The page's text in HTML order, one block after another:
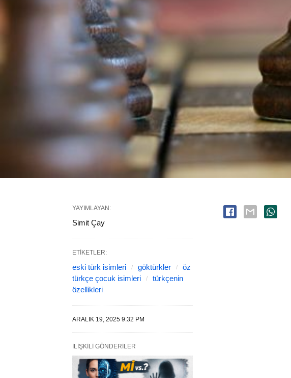
YAYIMLAYAN:
Simit Çay
ETIKETLER:
eski türk isimleri göktürkler
öz
türkçe çocuk isimleri
türkçenin
özellikleri
ARALIK 19, 2025 9:32 PM
İLIŞKILI GÖNDERILER